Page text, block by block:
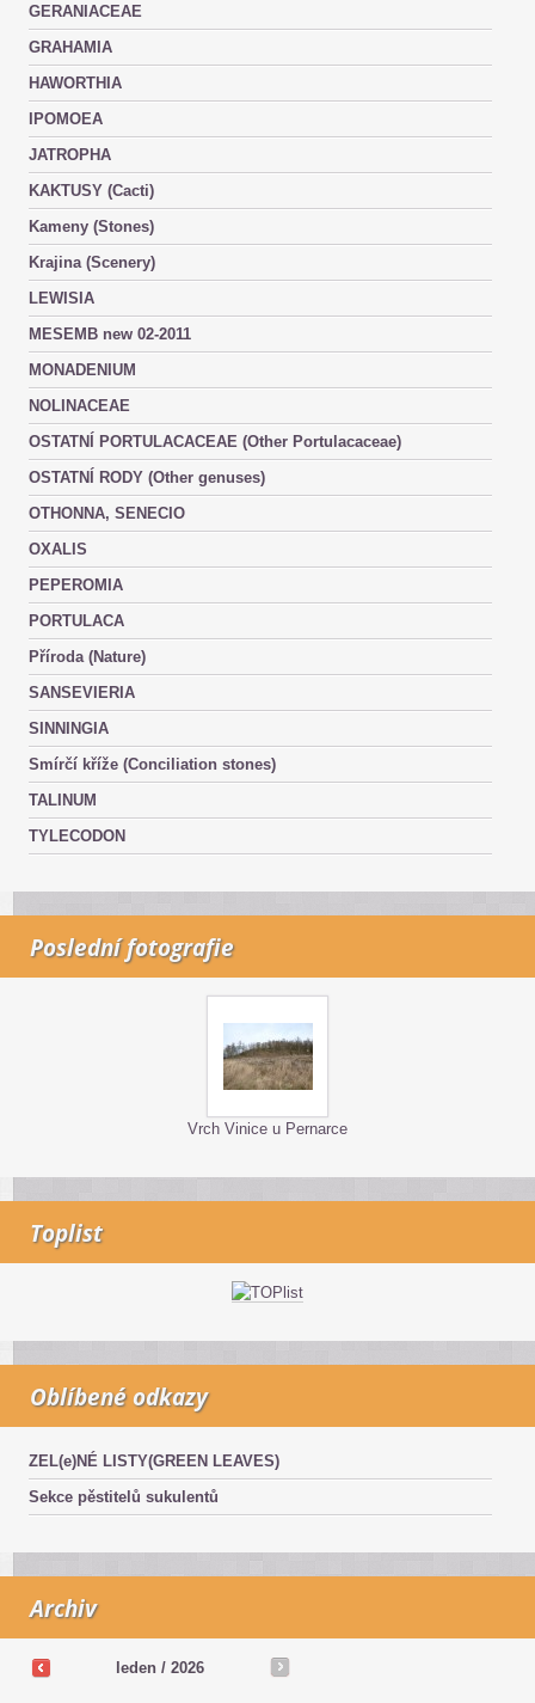
GERANIACEAE
GRAHAMIA
HAWORTHIA
IPOMOEA
JATROPHA
KAKTUSY (Cacti)
Kameny (Stones)
Krajina (Scenery)
LEWISIA
MESEMB new 02-2011
MONADENIUM
NOLINACEAE
OSTATNÍ PORTULACACEAE (Other Portulacaceae)
OSTATNÍ RODY (Other genuses)
OTHONNA, SENECIO
OXALIS
PEPEROMIA
PORTULACA
Příroda (Nature)
SANSEVIERIA
SINNINGIA
Smírčí kříže (Conciliation stones)
TALINUM
TYLECODON
Poslední fotografie
Vrch Vinice u Pernarce
Toplist
Oblíbené odkazy
ZEL(e)NÉ LISTY(GREEN LEAVES)
Sekce pěstitelů sukulentů
Archiv
leden / 2026